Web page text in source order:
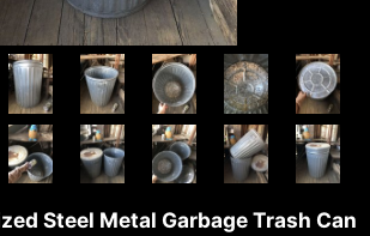
Steel Metal Garbage Trash Can